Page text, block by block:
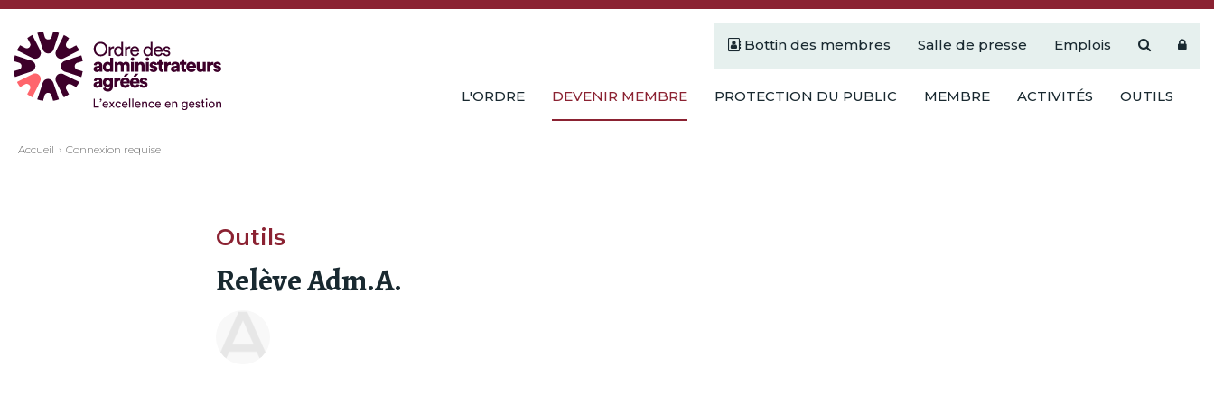
Bottin des membres Salle de presse Emplois
L'ORDRE DEVENIR MEMBRE PROTECTION DU PUBLIC MEMBRE ACTIVITÉS OUTILS
Accueil Connexion requise
Outils
Relève Adm.A.